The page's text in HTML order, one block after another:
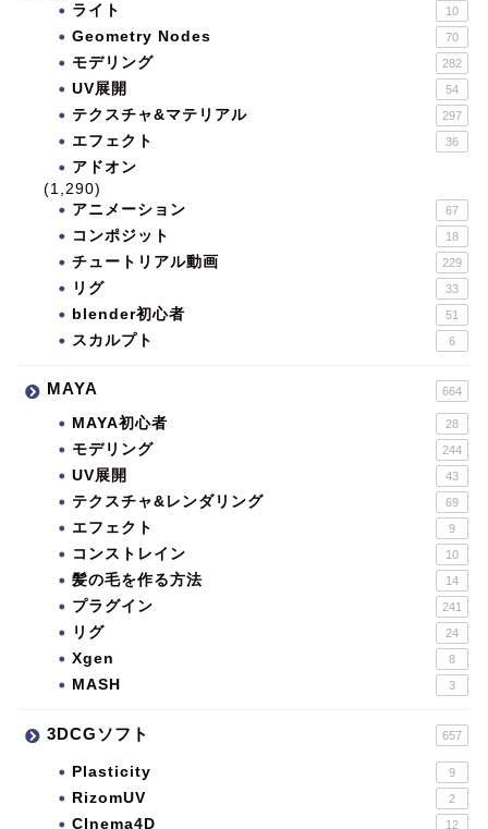
ライト 10
Geometry Nodes 70
モデリング 282
UV展開 54
テクスチャ&マテリアル 297
エフェクト 36
アドオン
(1,290)
アニメーション
67
コンポジット 18
チュートリアル動画 229
リグ 33
blender初心者 51
スカルプト 6
MAYA 664
MAYA初心者 28
モデリング 244
UV展開 43
テクスチャ&レンダリング 69
エフェクト 9
コンストレイン 10
髪の毛を作る方法 14
プラグイン 241
リグ 24
Xgen 8
MASH 3
3DCGソフト 657
Plasticity 9
RizomUV 2
CInema4D 12